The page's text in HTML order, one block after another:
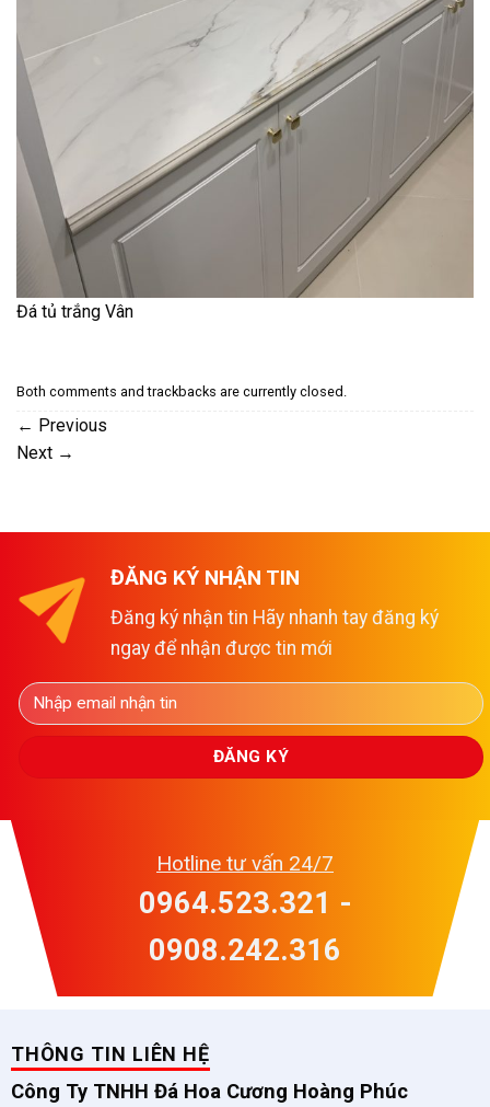
Đá tủ trắng Vân
Both comments and trackbacks are currently closed.
← Previous
Next →
ĐĂNG KÝ NHẬN TIN
Đăng ký nhận tin Hãy nhanh tay đăng ký
ngay để nhận được tin mới
Hotline tư vấn 24/7
0964.523.321 -
0908.242.316
THÔNG TIN LIÊN HỆ
Công Ty TNHH Đá Hoa Cương Hoàng Phúc